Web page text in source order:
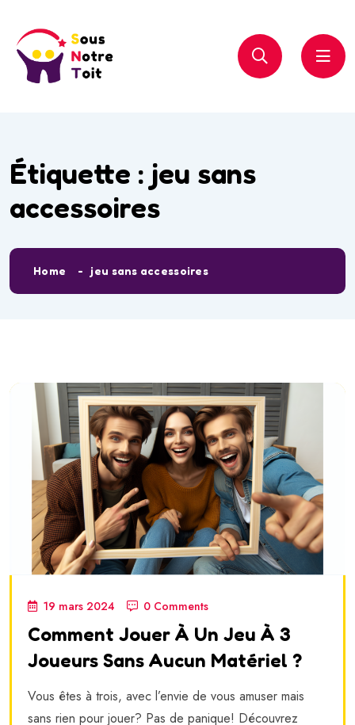
Étiquette : jeu sans
accessoires
Home jeu sans accessoires
19 mars 2024 0 Comments
Comment Jouer À Un Jeu À 3
Joueurs Sans Aucun Matériel ?
Vous êtes à trois, avec l’envie de vous amuser mais
sans rien pour jouer? Pas de panique! Découvrez